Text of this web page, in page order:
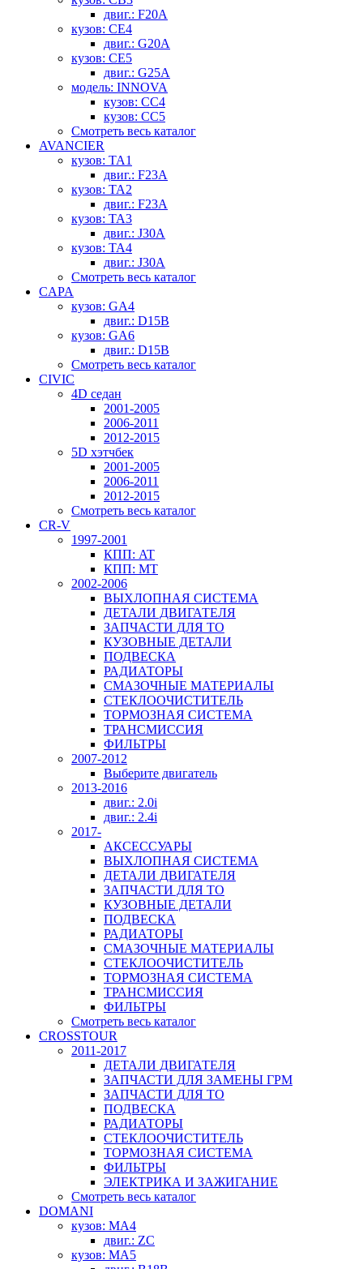
двиг.: F20A
кузов: CE4
двиг.: G20A
кузов: CE5
двиг.: G25A
модель: INNOVA
кузов: CC4
кузов: CC5
Смотреть весь каталог
AVANCIER
кузов: TA1
двиг.: F23A
кузов: TA2
двиг.: F23A
кузов: TA3
двиг.: J30A
кузов: TA4
двиг.: J30A
Смотреть весь каталог
CAPA
кузов: GA4
двиг.: D15B
кузов: GA6
двиг.: D15B
Смотреть весь каталог
CIVIC
4D седан
2001-2005
2006-2011
2012-2015
5D хэтчбек
2001-2005
2006-2011
2012-2015
Смотреть весь каталог
CR-V
1997-2001
КПП: AT
КПП: MT
2002-2006
ВЫХЛОПНАЯ СИСТЕМА
ДЕТАЛИ ДВИГАТЕЛЯ
ЗАПЧАСТИ ДЛЯ ТО
КУЗОВНЫЕ ДЕТАЛИ
ПОДВЕСКА
РАДИАТОРЫ
СМАЗОЧНЫЕ МАТЕРИАЛЫ
СТЕКЛООЧИСТИТЕЛЬ
ТОРМОЗНАЯ СИСТЕМА
ТРАНСМИССИЯ
ФИЛЬТРЫ
2007-2012
Выберите двигатель
2013-2016
двиг.: 2.0i
двиг.: 2.4i
2017-
АКСЕССУАРЫ
ВЫХЛОПНАЯ СИСТЕМА
ДЕТАЛИ ДВИГАТЕЛЯ
ЗАПЧАСТИ ДЛЯ ТО
КУЗОВНЫЕ ДЕТАЛИ
ПОДВЕСКА
РАДИАТОРЫ
СМАЗОЧНЫЕ МАТЕРИАЛЫ
СТЕКЛООЧИСТИТЕЛЬ
ТОРМОЗНАЯ СИСТЕМА
ТРАНСМИССИЯ
ФИЛЬТРЫ
Смотреть весь каталог
CROSSTOUR
2011-2017
ДЕТАЛИ ДВИГАТЕЛЯ
ЗАПЧАСТИ ДЛЯ ЗАМЕНЫ ГРМ
ЗАПЧАСТИ ДЛЯ ТО
ПОДВЕСКА
РАДИАТОРЫ
СТЕКЛООЧИСТИТЕЛЬ
ТОРМОЗНАЯ СИСТЕМА
ФИЛЬТРЫ
ЭЛЕКТРИКА И ЗАЖИГАНИЕ
Смотреть весь каталог
DOMANI
кузов: MA4
двиг.: ZC
кузов: MA5